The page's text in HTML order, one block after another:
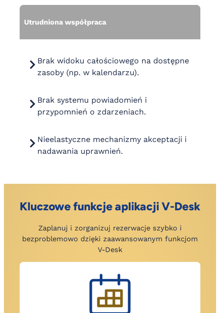
Utrudniona współpraca
Brak widoku całościowego na dostępne
zasoby (np. w kalendarzu).
Brak systemu powiadomień i
przypomnień o zdarzeniach.
Nieelastyczne mechanizmy akceptacji i
nadawania uprawnień.
Kluczowe funkcje aplikacji V-Desk
Zaplanuj i zorganizuj rezerwacje szybko i
bezproblemowo dzięki zaawansowanym funkcjom
V-Desk